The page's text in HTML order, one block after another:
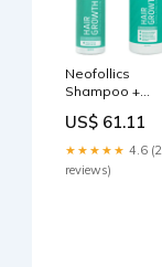
Neofollics
Shampoo +
discount
US$ 61.11
★★★★★ 4.6
reviews)